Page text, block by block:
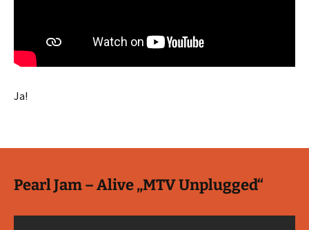
Ja!
Pearl Jam – Alive „MTV Unplugged“